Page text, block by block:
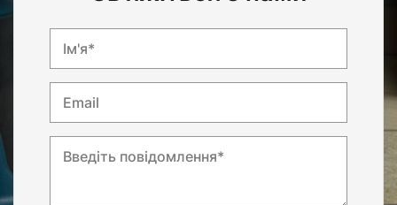
Ім'я*
Email
Введіть повідомлення*